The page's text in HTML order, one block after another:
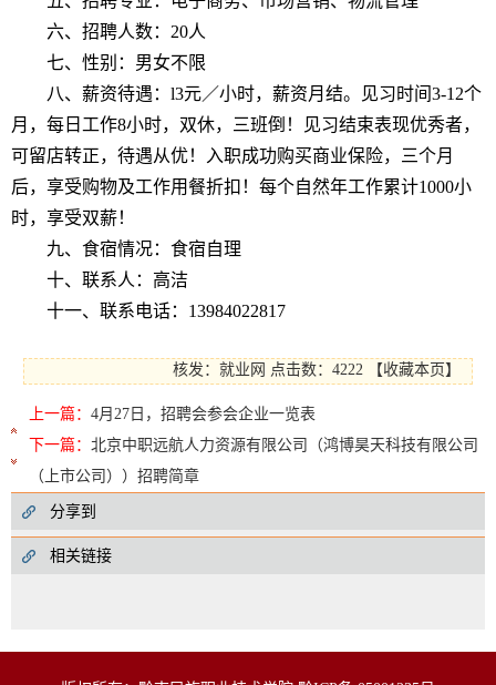
六、 招聘人数： 20人
七、 性别： 男女不限
八、 薪资待遇： l3元／小时，薪资月结。见习时间3-12个
月，每日工作8小时，双休，三班倒！见习结束表现优秀者，
可留店转正，待遇从优！入职成功购买商业保险，三个月
后，享受购物及工作用餐折扣！每个自然年工作累计1000小
时，享受双薪！
九、食宿情况： 食宿自理
十、联系人： 高洁
十一、联系电话： 13984022817
核发：就业网 点击数：4222 【收藏本页 】
上一篇： 4月27日，招聘会参会企业一览表
下一篇： 北京中职远航人力资源有限公司（鸿博昊天科技有限公司
（上市公司））招聘简章
分享到
相关链接